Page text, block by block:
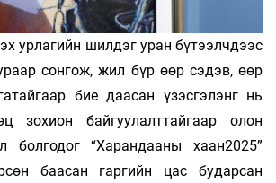
урлагийн шилдэг уран бүтээлчдээс
сонгож, жил бүр өөр сэдэв, өөр
бие даасан үзэсгэлэнг нь
зохион байгуулалттайгаар олон
болгодог “Харандааны хаан2025”
баасан гаргийн цас бударсан